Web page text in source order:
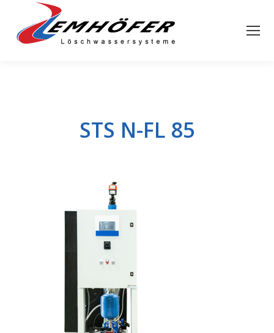
STS N-FL 85